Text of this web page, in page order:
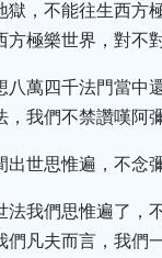
獄，不能往生西方
方極樂世界，對不
八萬四千法門當中
，我們不禁讚嘆阿
出世思惟遍，不念
法我們思惟遍了，
們凡夫而言，我們